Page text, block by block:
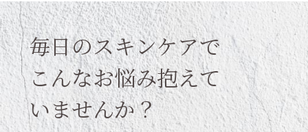
毎日のスキンケアで
こんなお悩み抱えて
いませんか？